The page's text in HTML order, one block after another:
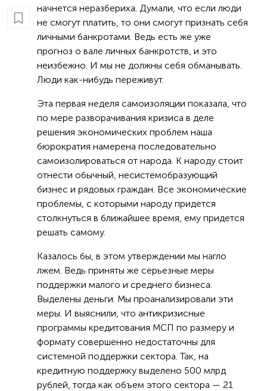
начнется неразбериха. Думали, что если люди
не смогут платить, то они смогут признать себя
личными банкротами. Ведь есть же уже
прогноз о вале личных банкротств, и это
неизбежно. И мы не должны себя обманывать.
Люди как-нибудь переживут.
Эта первая неделя самоизоляции показала, что
по мере разворачивания кризиса в деле
решения экономических проблем наша
бюрократия намерена последовательно
самоизолироваться от народа. К народу стоит
отнести обычный, несистемобразующий
бизнес и рядовых граждан. Все экономические
проблемы, с которыми народу придется
столкнуться в ближайшее время, ему придется
решать самому.
Казалось бы, в этом утверждении мы нагло
лжем. Ведь приняты же серьезные меры
поддержки малого и среднего бизнеса.
Выделены деньги. Мы проанализировали эти
меры. И выяснили, что антикризисные
программы кредитования МСП по размеру и
формату совершенно недостаточны для
системной поддержки сектора. Так, на
кредитную поддержку выделено 500 млрд
рублей, тогда как объем этого сектора — 21